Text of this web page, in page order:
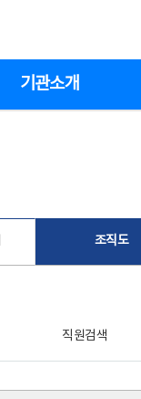
기관소개
조직도
직원검색